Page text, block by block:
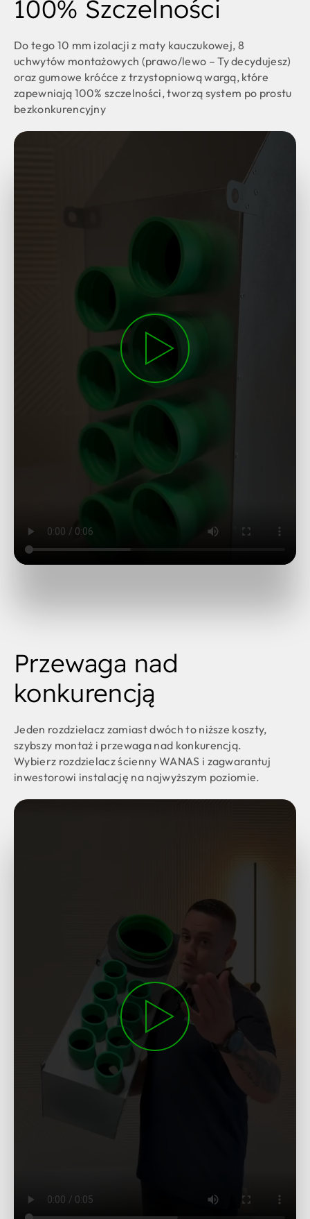
100% Szczelności
Do tego 10 mm izolacji z maty kauczukowej, 8
uchwytów montażowych (prawo/lewo – Ty decydujesz)
oraz gumowe króćce z trzystopniową wargą, które
zapewniają 100% szczelności, tworzą system po prostu
bezkonkurencyjny
Przewaga nad
konkurencją
Jeden rozdzielacz zamiast dwóch to niższe koszty,
szybszy montaż i przewaga nad konkurencją.
Wybierz rozdzielacz ścienny WANAS i zagwarantuj
inwestorowi instalację na najwyższym poziomie.